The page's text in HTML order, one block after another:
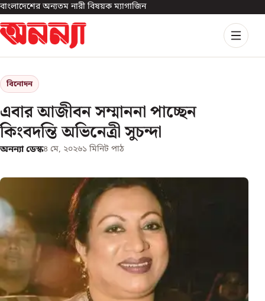
বাংলাদেশের অন্যতম নারী বিষয়ক ম্যাগাজিন
বিনোদন
এবার আজীবন সম্মাননা পাচ্ছেন
কিংবদন্তি অভিনেত্রী সুচন্দা
অনন্যা ডেস্ক৪ মে, ২০২৬১ মিনিট পাঠ